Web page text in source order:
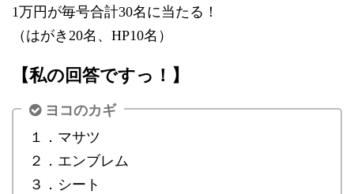
1万円が毎号合計30名に当たる！
（はがき20名、HP10名）
【私の回答ですっ！】
ヨコのカギ
１．マサツ
２．エンブレム
３．シート